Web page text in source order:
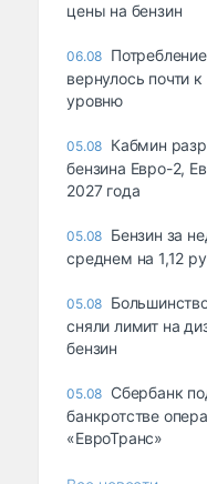
цены на бензин
06.08
вернулось почти
уровню
05.08 Кабмин
бензина Евро-2,
2027 года
05.08 Бензин за
среднем на 1,12
05.08
сняли лимит на
бензин
05.08 Сбербанк
банкротстве
«ЕвроТранс»